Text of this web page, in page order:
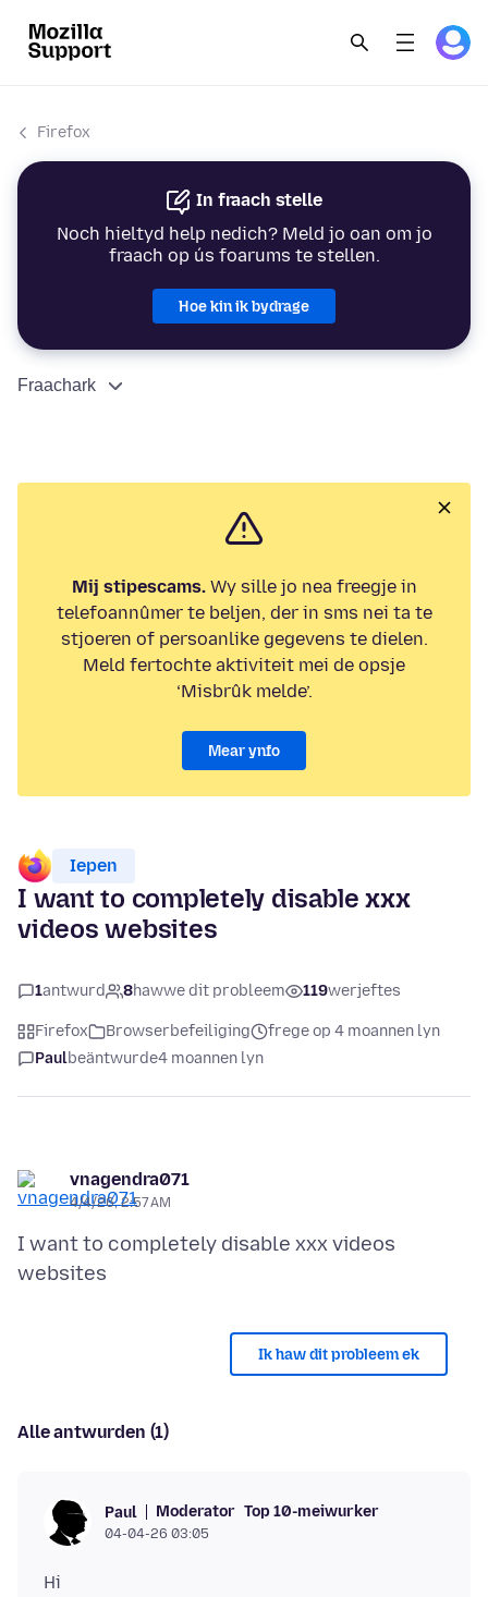
Firefox
In fraach stelle
Noch hieltyd help nedich? Meld jo oan om jo
fraach op ús foarums te stellen.
Hoe kin ik bydrage
Fraachark
Mij stipescams.Wy sille jo nea freegje in
telefoannûmer te beljen, der in sms nei ta te
stjoeren of persoanlike gegevens te dielen.
Meld fertochte aktiviteit mei de opsje
‘Misbrûk melde’.
Mear ynfo
Iepen
I want to completely disable xxx
videos websites
1antwurd 8hawwe dit probleem 119werjeftes
Firefox Browserbefeiliging
frege op 4 moannen lyn
Paulbeäntwurde4 moannen lyn
vnagendra071
4/4/26, 2:57 AM
I want to completely disable xxx videos
Ik haw dit probleem ek
Alle antwurden (1)
Paul Moderator Top 10-meiwurker
04-04-26 03:05